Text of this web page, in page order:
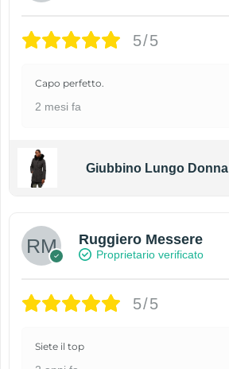
5/5
Capo perfetto.
2 mesi fa
Giubbino Lungo Donna
Ruggiero Messere
Proprietario verificato
5/5
Siete il top